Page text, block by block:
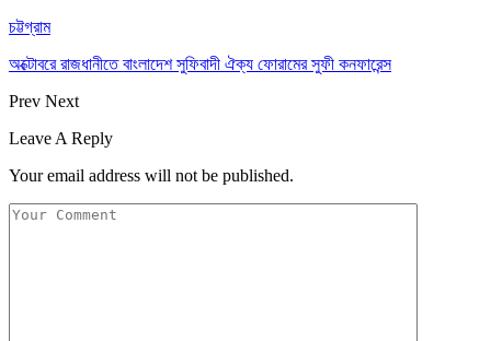
চট্টগ্রাম
অক্টোবরে রাজধানীতে বাংলাদেশ সুফিবাদী ঐক্য ফোরামের সুফী কনফারেন্স
Prev Next
Leave A Reply
Your email address will not be published.